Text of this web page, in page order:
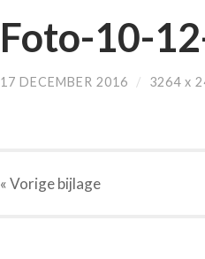
Foto-10-
17 DECEMBER 2016 / 3264 x
« Vorigebijlage